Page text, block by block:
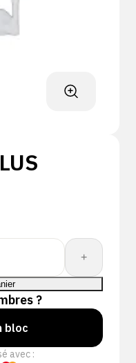
+
?
bloc
avec :